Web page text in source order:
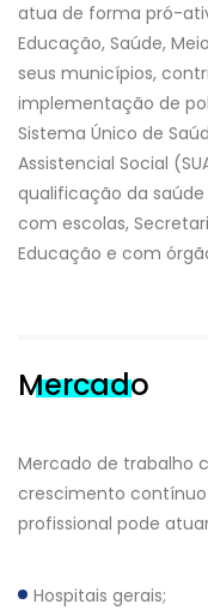
atua de forma pró-
Educação, Saúde,
seus municípios,
implementação de
Sistema Único de
Assistencial Social
qualificação da
com escolas,
Educação e com
Mercado
Mercado de trabalho
crescimento
profissional pode
Hospitais gerais;